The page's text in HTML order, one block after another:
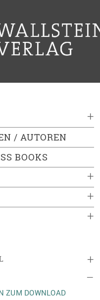
+
/ AUTOREN
BOOKS
+
+
+
+
–
ZUM DOWNLOAD